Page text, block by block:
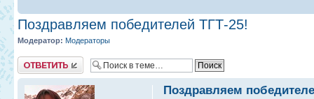
Поздравляем победителей ТГТ-25!
Модератор: Модераторы
Ответить
Поздравляем